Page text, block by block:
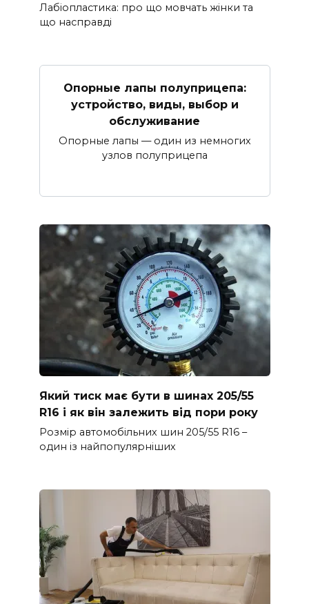
Лабіопластика: про що мовчать жінки та
що насправді
Опорные лапы полуприцепа:
устройство, виды, выбор и
обслуживание
Опорные лапы — один из немногих
узлов полуприцепа
Який тиск має бути в шинах 205/55
R16 і як він залежить від пори року
Розмір автомобільних шин 205/55 R16 –
один із найпопулярніших